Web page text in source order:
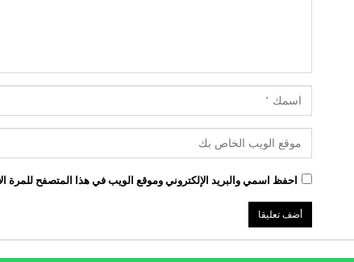
احفظ اسمي والبريد الإلكتروني وموقع الويب في هذا المتصفح للمرة